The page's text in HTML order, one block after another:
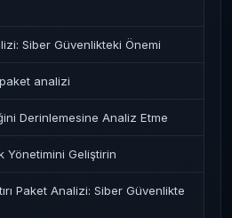
Siber Güvenlikteki Önemi
analizi
Derinlemesine Analiz Etme
Yönetimini Geliştirin
Paket Analizi: Siber Güvenlikte